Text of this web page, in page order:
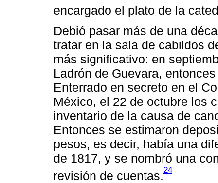
encargado el plato de la
Debió pasar más de una
tratar en la sala de cabildos
más significativo: en
Ladrón de Guevara,
Enterrado en secreto en el
México, el 22 de octubre los
inventario de la causa de
Entonces se estimaron
pesos, es decir, había una
de 1817, y se nombró una
revisión de cuentas.24